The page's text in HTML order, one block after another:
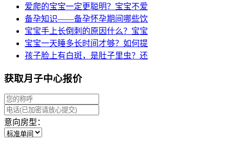
爱爬的宝宝一定更聪明？宝宝不爱
备孕知识——备孕怀孕期间哪些饮
宝宝手上长倒刺的原因什么？宝宝
宝宝一天睡多长时间才够？如何提
孩子脸上有白斑，是肚子里虫？还
获取月子中心报价
意向房型：